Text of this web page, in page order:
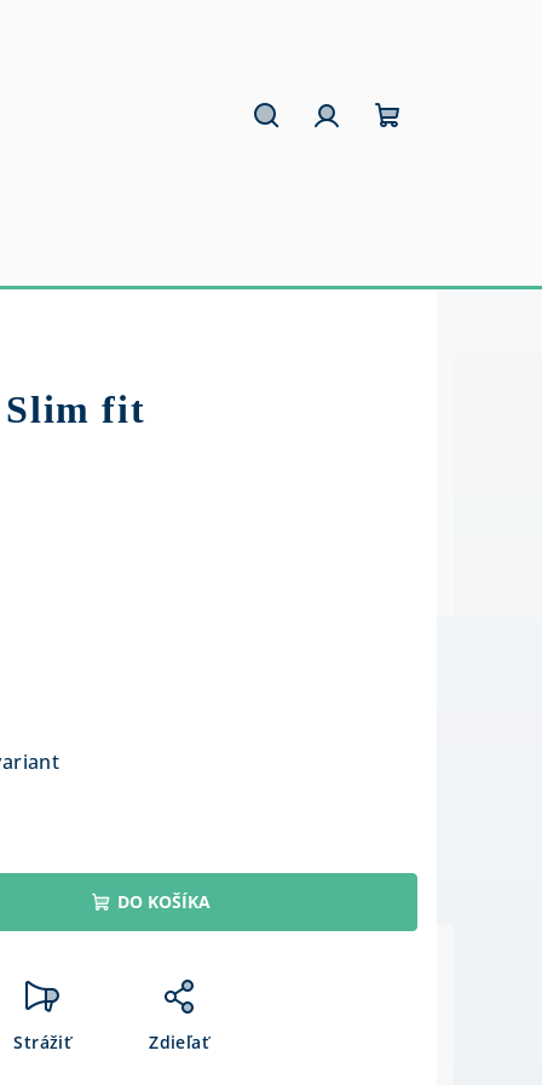
Slim fit
DO KOŠÍKA
Strážiť Zdieľať